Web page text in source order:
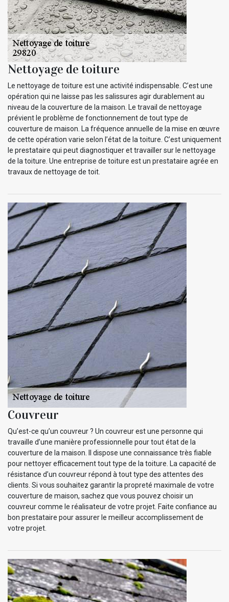
Nettoyage de toiture
Le nettoyage de toiture est une activité indispensable. C’est une
opération qui ne laisse pas les salissures agir durablement au
niveau de la couverture de la maison. Le travail de nettoyage
prévient le problème de fonctionnement de tout type de
couverture de maison. La fréquence annuelle de la mise en œuvre
de cette opération varie selon l’état de la toiture. C’est uniquement
le prestataire qui peut diagnostiquer et travailler sur le nettoyage
de la toiture. Une entreprise de toiture est un prestataire agrée en
travaux de nettoyage de toit.
Couvreur
Qu’est-ce qu’un couvreur ? Un couvreur est une personne qui
travaille d’une manière professionnelle pour tout état de la
couverture de la maison. Il dispose une connaissance très fiable
pour nettoyer efficacement tout type de la toiture. La capacité de
résistance d’un couvreur répond à tout type des attentes des
clients. Si vous souhaitez garantir la propreté maximale de votre
couverture de maison, sachez que vous pouvez choisir un
couvreur comme le réalisateur de votre projet. Faite confiance au
bon prestataire pour assurer le meilleur accomplissement de
votre projet.